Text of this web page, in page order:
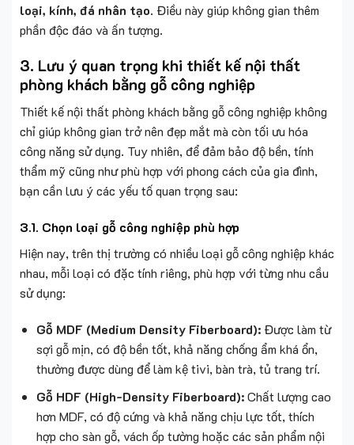
loại, kính, đá nhân tạo. Điều này giúp không gian thêm
phần độc đáo và ấn tượng.
3. Lưu ý quan trọng khi thiết kế nội thất
phòng khách bằng gỗ công nghiệp
Thiết kế nội thất phòng khách bằng gỗ công nghiệp không
chỉ giúp không gian trở nên đẹp mắt mà còn tối ưu hóa
công năng sử dụng. Tuy nhiên, để đảm bảo độ bền, tính
thẩm mỹ cũng như phù hợp với phong cách của gia đình,
bạn cần lưu ý các yếu tố quan trọng sau:
3.1. Chọn loại gỗ công nghiệp phù hợp
Hiện nay, trên thị trường có nhiều loại gỗ công nghiệp khác
nhau, mỗi loại có đặc tính riêng, phù hợp với từng nhu cầu
sử dụng:
Gỗ MDF (Medium Density Fiberboard):Được làm từ
sợi gỗ mịn, có độ bền tốt, khả năng chống ẩm khá ổn,
thường được dùng để làm kệ tivi, bàn trà, tủ trang trí.
Gỗ HDF (High-Density Fiberboard):Chất lượng cao
hơn MDF, có độ cứng và khả năng chịu lực tốt, thích
hợp cho sàn gỗ, vách ốp tường hoặc các sản phẩm nội